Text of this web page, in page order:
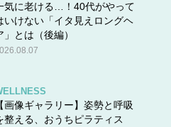
気に老ける…！40代がやって
いけない「イタ見えロングヘ
」とは（後編）
【画像ギャラリー】姿勢と呼吸
整える、おうちピラティス